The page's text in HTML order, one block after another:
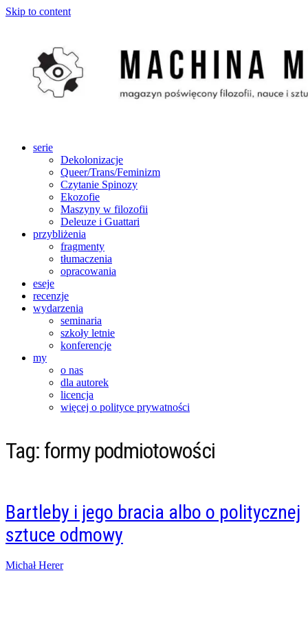
Skip to content
serie
Dekolonizacje
Queer/Trans/Feminizm
Czytanie Spinozy
Ekozofie
Maszyny w filozofii
Deleuze i Guattari
przybliżenia
fragmenty
tłumaczenia
opracowania
eseje
recenzje
wydarzenia
seminaria
szkoły letnie
konferencje
my
o nas
dla autorek
licencja
więcej o polityce prywatności
Tag: formy podmiotowości
Bartleby i jego bracia albo o politycznej
sztuce odmowy
Posted
Michał Herer